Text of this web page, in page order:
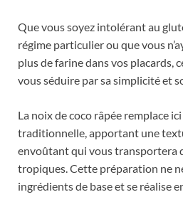
Que vous soyez intolérant au
régime particulier ou que vous
plus de farine dans vos placards,
vous séduire par sa simplicité et
La noix de coco râpée remplace
traditionnelle, apportant une
envoûtant qui vous transportera
tropiques. Cette préparation ne
ingrédients de base et se réalise